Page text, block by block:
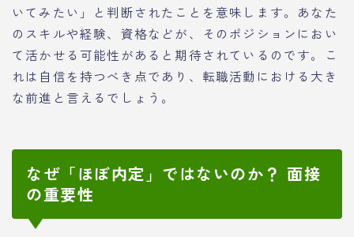
いてみたい」と判断されたことを意味します。あなた
のスキルや経験、資格などが、そのポジションにおい
て活かせる可能性があると期待されているのです。こ
れは自信を持つべき点であり、転職活動における大き
な前進と言えるでしょう。
なぜ「ほぼ内定」ではないのか？ 面接
の重要性